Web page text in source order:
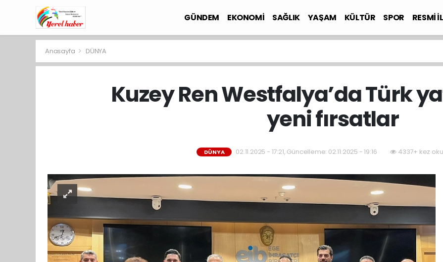
GÜNDEM EKONOMİ SAĞLIK YAŞAM KÜLTÜR SPOR RESMİ
Anasayfa DÜNYA
Kuzey Ren Westfalya’da Türk
yeni fırsatlar
DÜNYA 02.11.2025 - 17:21, Güncelleme: 02.11.2025 - 19:16 4337+ kez